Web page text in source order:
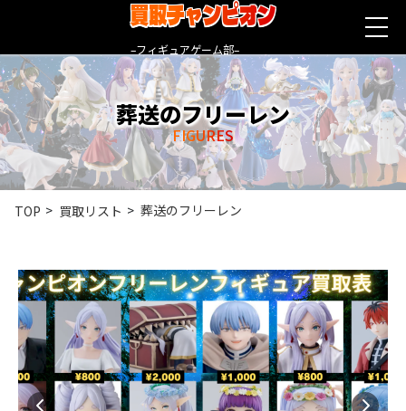
買取チャンピオン
–フィギュアゲーム部–
葬送のフリーレン
FIGURES
TOP 買取リスト 葬送のフリーレン